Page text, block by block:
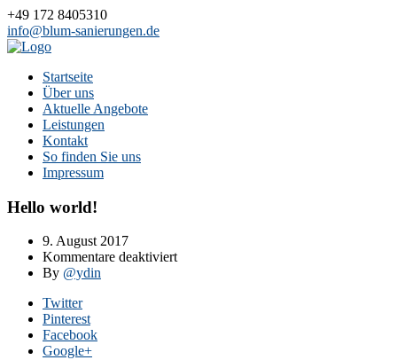
+49 172 8405310
info@blum-sanierungen.de
Startseite
Über uns
Aktuelle Angebote
Leistungen
Kontakt
So finden Sie uns
Impressum
Hello world!
9. August 2017
Kommentare deaktiviertfür
By @ydin
Twitter
Pinterest
Facebook
Google+